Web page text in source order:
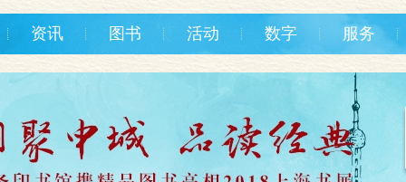
资讯 图书 活动 数字 服务